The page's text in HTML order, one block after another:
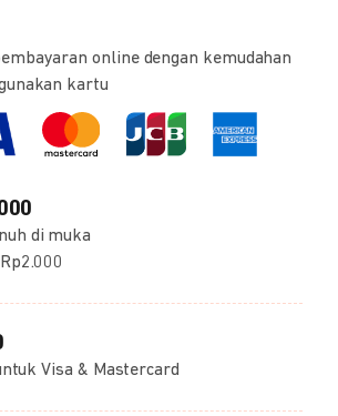
online dengan kemudahan
kartu
di muka
Visa & Mastercard